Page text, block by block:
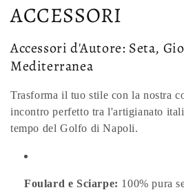
C
o
l
l
e
ACCESSORI
Accessori d'Autore: Seta,
Mediterranea
Trasforma il tuo stile con la nostra
incontro perfetto tra l'artigianato
tempo del Golfo di Napoli.
Foulard e Sciarpe: 100% pura